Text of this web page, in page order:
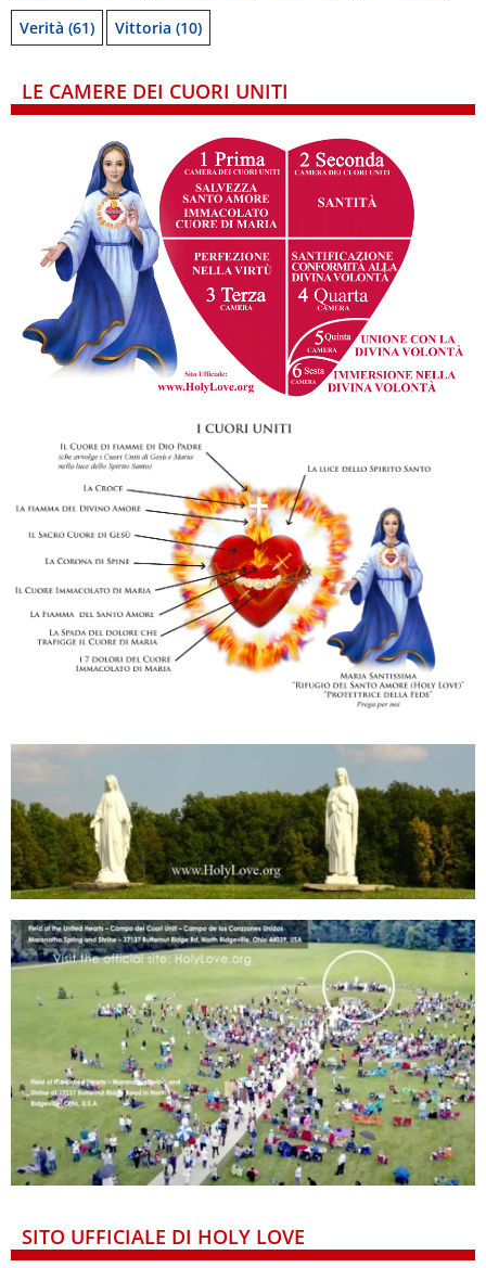
Verità (61) Vittoria (10)
LE CAMERE DEI CUORI UNITI
SITO UFFICIALE DI HOLY LOVE